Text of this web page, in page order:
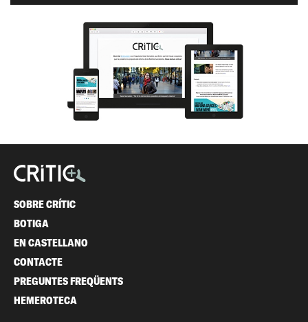
SOBRE CRÍTIC
BOTIGA
EN CASTELLANO
CONTACTE
PREGUNTES FREQÜENTS
HEMEROTECA